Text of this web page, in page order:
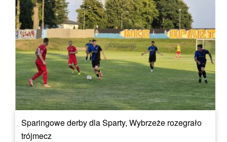
Sparingowe derby dla Sparty, Wybrzeże rozegrało
trójmecz